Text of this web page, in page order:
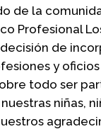
de la
Profesional
de
y
todo ser
niñas,